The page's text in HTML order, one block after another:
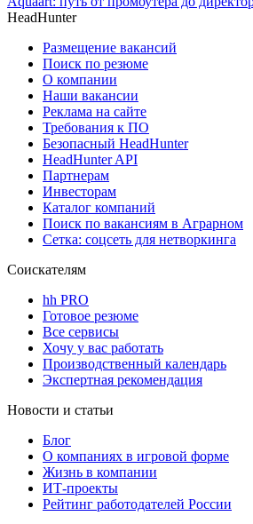
HeadHunter
Размещение вакансий
Поиск по резюме
О компании
Наши вакансии
Реклама на сайте
Требования к ПО
Безопасный HeadHunter
HeadHunter API
Партнерам
Инвесторам
Каталог компаний
Поиск по вакансиям в Аграрном
Сетка: соцсеть для нетворкинга
Соискателям
hh PRO
Готовое резюме
Все сервисы
Хочу у вас работать
Производственный календарь
Экспертная рекомендация
Новости и статьи
Блог
О компаниях в игровой форме
Жизнь в компании
ИТ-проекты
Рейтинг работодателей России